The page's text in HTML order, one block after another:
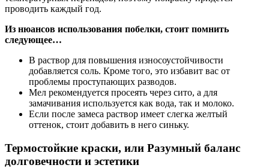
проводить каждый год.
Из нюансов использования побелки, стоит помнить
следующее…
В раствор для повышения износоустойчивости
добавляется соль. Кроме того, это избавит вас от
проблемы проступающих разводов.
Мел рекомендуется просеять через сито, а для
замачивания используется как вода, так и молоко.
Если после замеса раствор имеет слегка желтый
оттенок, стоит добавить в него синьку.
Термостойкие краски, или Разумный баланс
долговечности и эстетики